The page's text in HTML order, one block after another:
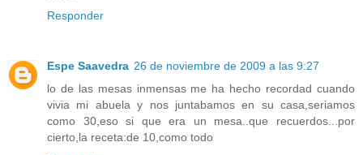
Responder
Espe Saavedra 26 de noviembre de 2009 a las 9:27
lo de las mesas inmensas me ha hecho recordad cuando
vivia mi abuela y nos juntabamos en su casa,seriamos
como 30,eso si que era un mesa..que recuerdos...por
cierto,la receta:de 10,como todo